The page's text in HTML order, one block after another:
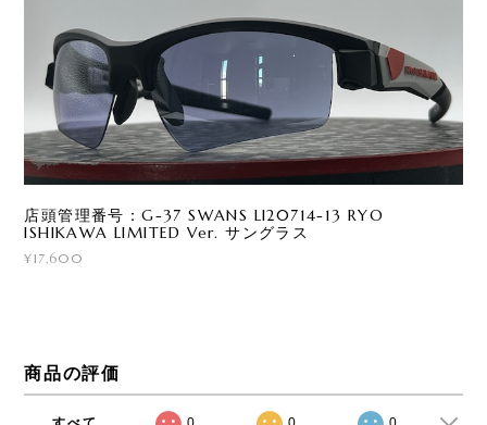
店頭管理番号：G-37 SWANS LI20714-13 RYO
ISHIKAWA LIMITED Ver. サングラス
¥17,600
商品の評価